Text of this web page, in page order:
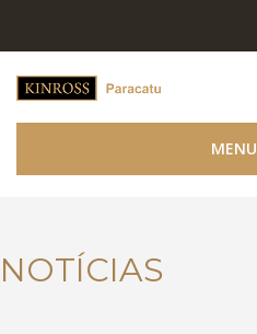
MENU
NOTÍCIAS